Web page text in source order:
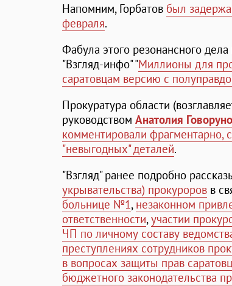
Напомним, Горбатов был
февраля.
Фабула этого резонансного
"Взгляд-инфо" "Миллионы для
саратовцам версию с
Прокуратура области
руководством Анатолия
комментировали фрагментарно,
"невыгодных" деталей.
"Взгляд" ранее подробно
укрывательства) прокуроров в
больнице №1, незаконном
ответственности,участии
ЧП по личному составу
преступлениях сотрудников
в вопросах защиты прав
бюджетного законодательства